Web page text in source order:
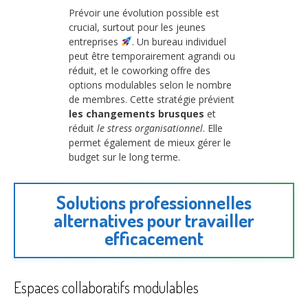
Prévoir une évolution possible est
crucial, surtout pour les jeunes
entreprises
. Un bureau individuel
peut être temporairement agrandi ou
réduit, et le coworking offre des
options modulables selon le nombre
de membres. Cette stratégie prévient
les changements brusques et
réduit le stress organisationnel. Elle
permet également de mieux gérer le
budget sur le long terme.
Solutions professionnelles
alternatives pour travailler
efficacement
Espaces collaboratifs modulables